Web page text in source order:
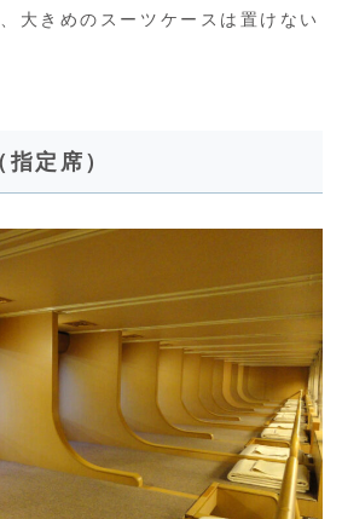
大きめのスーツケースは置けない
定席）